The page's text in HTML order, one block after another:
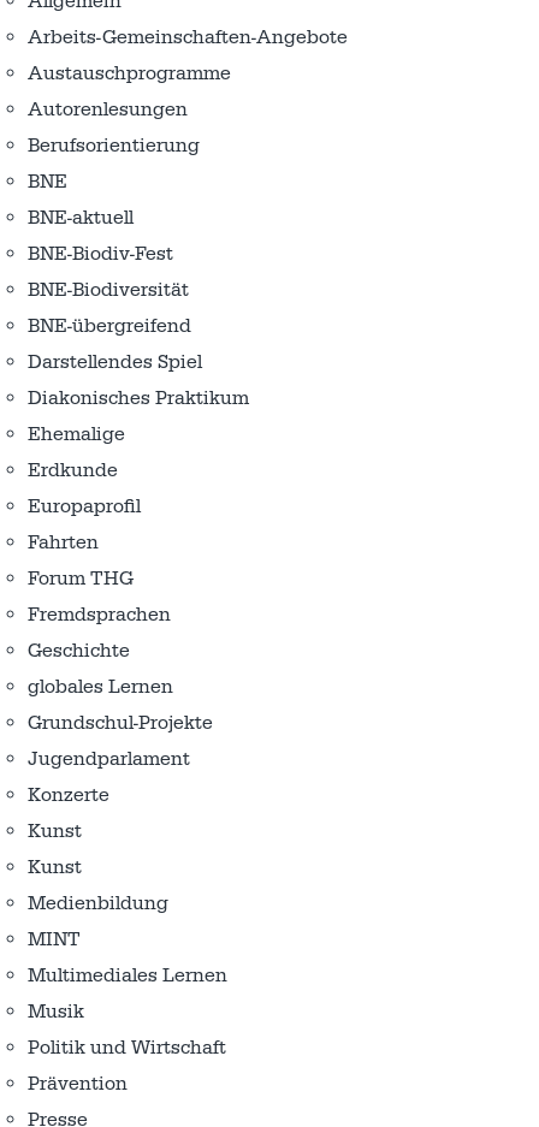
Arbeits-Gemeinschaften-Angebote
Austausch­programme
Autorenlesungen
Berufsorientierung
BNE
BNE-aktuell
BNE-Biodiv-Fest
BNE-Biodiversität
BNE-übergreifend
Darstellendes Spiel
Diakonisches Praktikum
Ehemalige
Erdkunde
Europaprofil
Fahrten
Forum THG
Fremdsprachen
Geschichte
globales Lernen
Grundschul-Projekte
Jugendparlament
Konzerte
Kunst
Kunst
Medienbildung
MINT
Multimediales Lernen
Musik
Politik und Wirtschaft
Prävention
Presse